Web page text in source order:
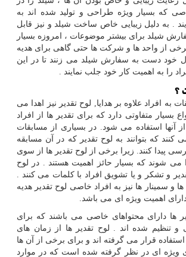
که بسیار ویژه طراحی و تولید شده اند به
. به دلیل زیبایی خاص ساخت شیلد و نیز قابل
شیلد برای بیشتر موضوعات ، امروزه بسیار
از واحد ها و شرکت ها حتی گاهی برای هدیه
خود دست به سفارش شیلد می زنند تا در این
را به اهمیت کار خود جلب نمایند .
؟
به افراد علاوه بر هدایا, لوح تقدیر نیز اهدا می
بسیار متفاوتی دارد که برای تقدیر ها از افراد
آنها استفاده می شود. در بسیاری از مسابقات
کنند که بتوانند به لوح تقدیر که در آن مسابقه
پیدا کنند. زیرا برخی از لوح تقدیر ها از سوی
می شوند که بسیار حائز اهمیت هستند . در لوح
و تشکر و یا تشویق افراد با کلمات می کنند .
و سمینار ها نیز به افراد خاصی لوح تقدیر هدیه
اهمیت ویژه ای می باشد.
ها دارای محتواهای خاصی می باشند که برای
تنظیم شده اند . لوح تقدیر ها از زمان های
قرار می گرفته اند و برای برخی از آن ها
ویژه ای در نظر گرفته شده است که در موارد